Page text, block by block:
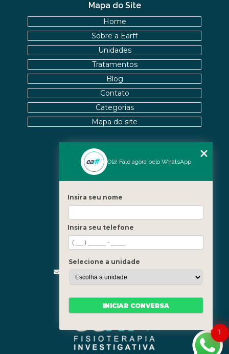
Fale Conosco
(21) 3619-5657
(21) 99390-3850
contato@fisioterapiainvestigativa.com
Segunda a sexta, das 7h às 21h
Nossas Unidades
Barra - Rio de Janeiro
Mapa do Site
Home
Sobre a Earff
Unidades
Tratamentos
Blog
Contato
Categorias
Mapa do site
1
Olá! Fale agora pelo WhatsApp
Insira seu nome
Insira seu telefone
Selecione a unidade
INICIAR CONVERSA